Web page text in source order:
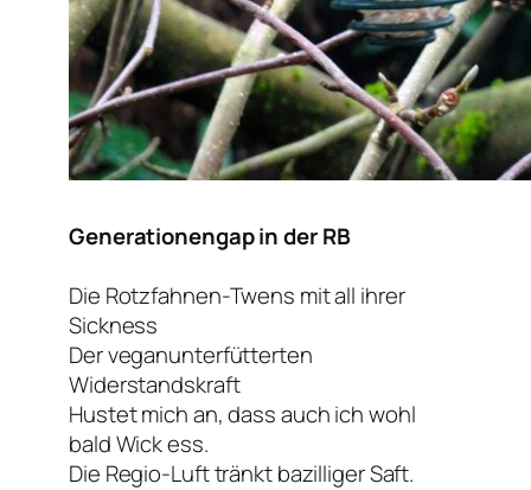
Generationengap in der RB
Die Rotzfahnen-Twens mit all ihrer
Sickness
Der veganunterfütterten
Widerstandskraft
Hustet mich an, dass auch ich wohl
bald Wick ess.
Die Regio-Luft tränkt bazilliger Saft.